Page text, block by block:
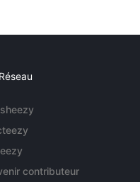
contributeur